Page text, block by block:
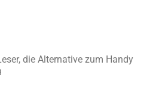
die Alternative zum Handy